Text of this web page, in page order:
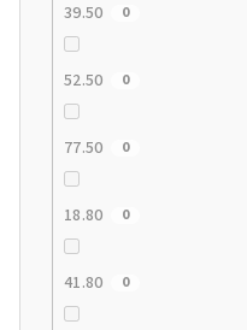
39.50 0
52.50 0
77.50 0
18.80 0
41.80 0